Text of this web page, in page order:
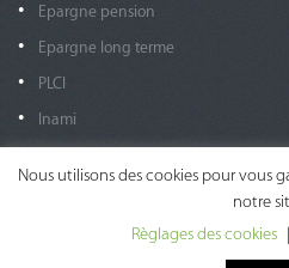
Epargne pension
Epargne long terme
PLCI
Inami
Assurance groupe Salariés
Nous utilisons des cookies pour vous
notre
Règlages des cookies